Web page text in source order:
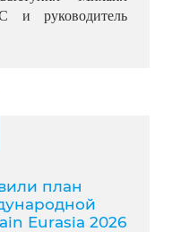
и руководитель
план
Eurasia 2026